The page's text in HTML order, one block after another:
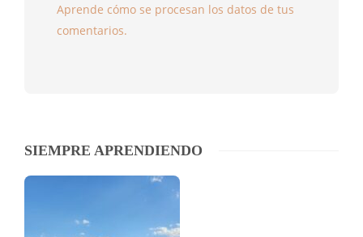
Aprende cómo se procesan los datos de tus
comentarios.
SIEMPRE APRENDIENDO